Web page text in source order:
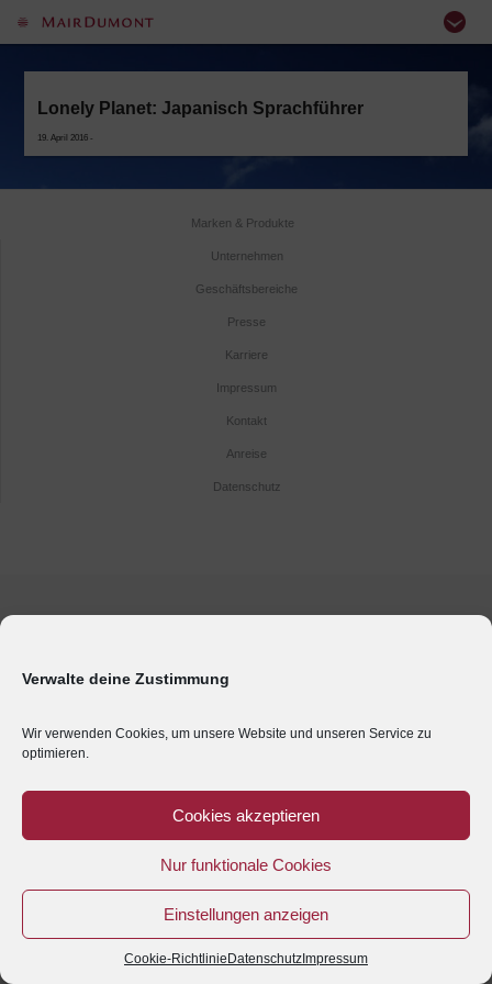
Verwalte deine Zustimmung
Wir verwenden Cookies, um unsere Website und unseren Service zu
optimieren.
Cookies akzeptieren
Nur funktionale Cookies
Einstellungen anzeigen
Cookie-Richtlinie Datenschutz Impressum
Lonely Planet: Japanisch Sprachführer
19. April 2016 -
Marken & Produkte
Unternehmen
Geschäftsbereiche
Presse
Karriere
Impressum
Kontakt
Anreise
Datenschutz